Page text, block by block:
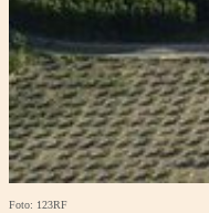
Foto: 123RF